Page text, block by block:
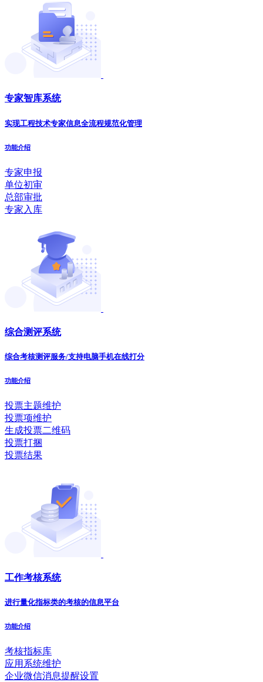
专家智库系统
实现工程技术专家信息全流程规范化管理
功能介绍
专家申报
单位初审
总部审批
专家入库
综合测评系统
综合考核测评服务/支持电脑手机在线打分
功能介绍
投票主题维护
投票项维护
生成投票二维码
投票打捆
投票结果
工作考核系统
进行量化指标类的考核的信息平台
功能介绍
考核指标库
应用系统维护
企业微信消息提醒设置